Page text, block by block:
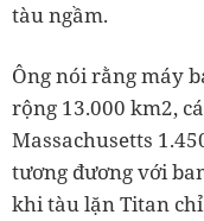
tàu ngầm.
Ông nói rằng máy
rộng 13.000 km2,
Massachusetts
tương đương với
khi tàu lặn Titan